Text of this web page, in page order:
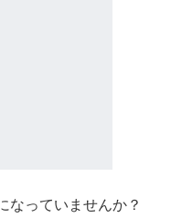
なっていませんか？